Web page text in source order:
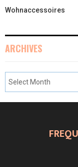
Wohnaccessoires
ARCHIVES